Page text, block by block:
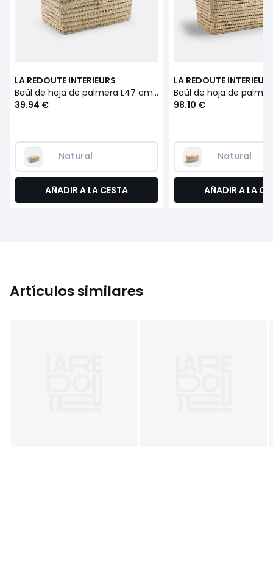
LA REDOUTE INTERIEURS
Baúl de hoja de palmera L47 cm, Ghada
39.94 €
Natural
AÑADIR A LA CESTA
LA REDOUTE
Baúl de hoja de
98.10 €
Natural
AÑADIR A LA
Artículos similares